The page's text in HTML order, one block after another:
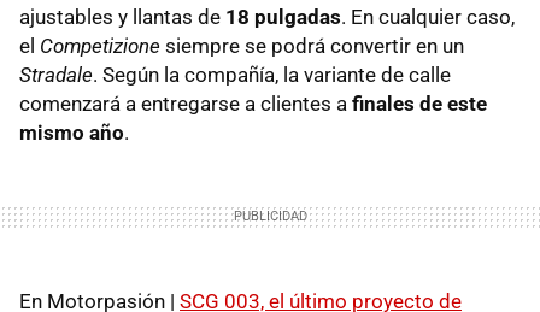
ajustables y llantas de 18 pulgadas. En cualquier caso,
el Competizione siempre se podrá convertir en un
Stradale. Según la compañía, la variante de calle
comenzará a entregarse a clientes a finales de este
mismo año.
En Motorpasión | SCG 003, el último proyecto de